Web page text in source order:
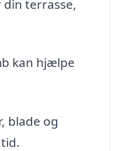
terrasse,
kan hjælpe
blade og